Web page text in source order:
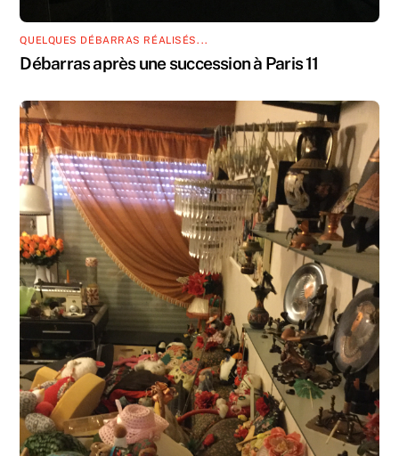
QUELQUES DÉBARRAS RÉALISÉS...
Débarras après une succession à Paris 11